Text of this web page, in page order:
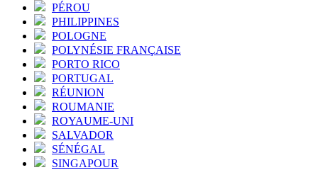
PÉROU
PHILIPPINES
POLOGNE
POLYNÉSIE FRANÇAISE
PORTO RICO
PORTUGAL
RÉUNION
ROUMANIE
ROYAUME-UNI
SALVADOR
SÉNÉGAL
SINGAPOUR